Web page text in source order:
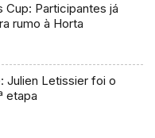
Cup: Participantes já
rumo à Horta
Julien Letissier foi o
etapa